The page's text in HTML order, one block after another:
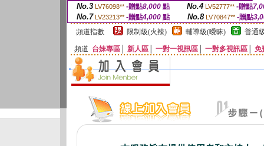
No.3 LV76098** -贈點8,000點 No.4 LV52777** -贈點
No.7 LV23213** -贈點4,000 點 No.8 LV70847** -贈點
頻道指數
限制級(火辣) 輔導級(曖昧) 普通
頻道 台妹專區 新人區 一對一視訊區 一對多視訊區 免